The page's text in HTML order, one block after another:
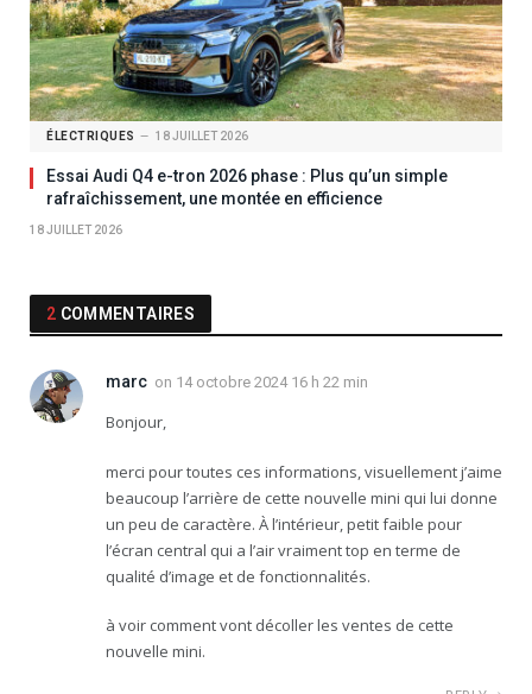
ÉLECTRIQUES 18 JUILLET 2026
Essai Audi Q4 e-tron 2026 phase : Plus qu’un simple
rafraîchissement, une montée en efficience
18 JUILLET 2026
2 COMMENTAIRES
marc on 14 octobre 2024 16 h 22 min
Bonjour,
merci pour toutes ces informations, visuellement j’aime
beaucoup l’arrière de cette nouvelle mini qui lui donne
un peu de caractère. À l’intérieur, petit faible pour
l’écran central qui a l’air vraiment top en terme de
qualité d’image et de fonctionnalités.
à voir comment vont décoller les ventes de cette
nouvelle mini.